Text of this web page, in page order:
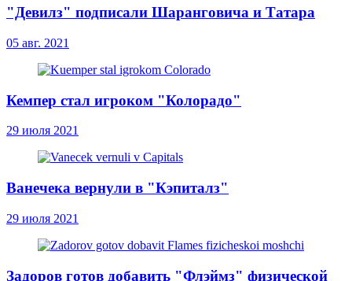
"Девилз" подписали Шаранговича и Татара
05 авг. 2021
Кемпер стал игроком "Колорадо"
29 июля 2021
Ванечека вернули в "Кэпиталз"
29 июля 2021
Задоров готов добавить "Флэймз" физической